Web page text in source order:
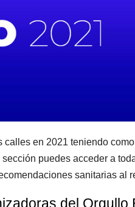
calles en 2021 teniendo
puedes acceder a
sanitarias al
del Orgullo